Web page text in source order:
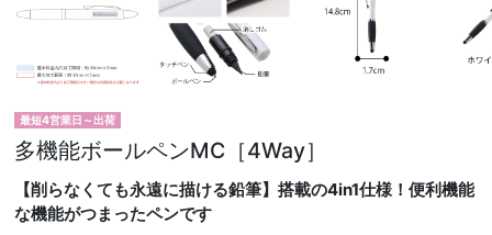
最短4営業日～出荷
多機能ボールペンMC［4Way］
【削らなくても永遠に描ける鉛筆】搭載の4in1仕様！便利機能
な機能がつまったペンです